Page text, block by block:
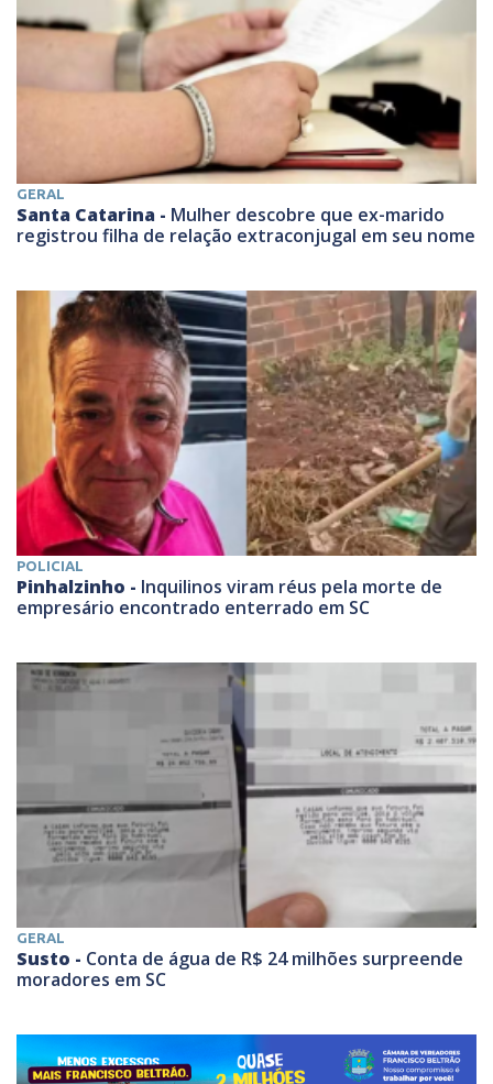
GERAL
Santa Catarina - Mulher descobre que ex-marido
registrou filha de relação extraconjugal em seu nome
POLICIAL
Pinhalzinho - Inquilinos viram réus pela morte de
empresário encontrado enterrado em SC
GERAL
Susto - Conta de água de R$ 24 milhões surpreende
moradores em SC